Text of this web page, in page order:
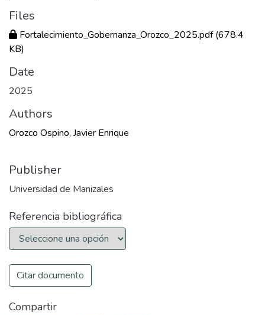
Files
Fortalecimiento_Gobernanza_Orozco_2025.pdf(678.4
KB)
Date
2025
Authors
Orozco Ospino, Javier Enrique
Publisher
Universidad de Manizales
Referencia bibliográfica
Citar documento
Compartir